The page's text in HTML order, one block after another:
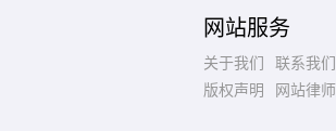
网站服务
关于我们 联系我们
版权声明
网站律师